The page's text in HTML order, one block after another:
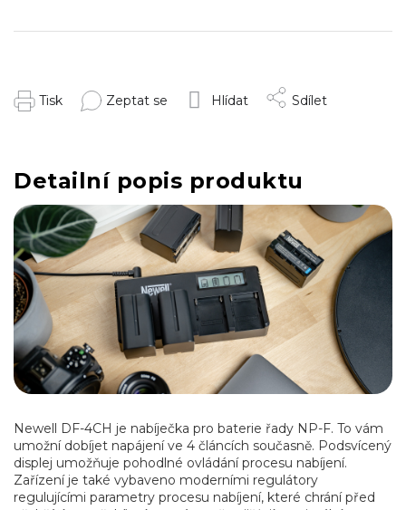
Tisk Zeptat se Hlídat Sdílet
Detailní popis produktu
Newell DF-4CH je nabíječka pro baterie řady NP-F. To vám
umožní dobíjet napájení ve 4 článcích současně. Podsvícený
displej umožňuje pohodlné ovládání procesu nabíjení.
Zařízení je také vybaveno moderními regulátory
regulujícími parametry procesu nabíjení, které chrání před